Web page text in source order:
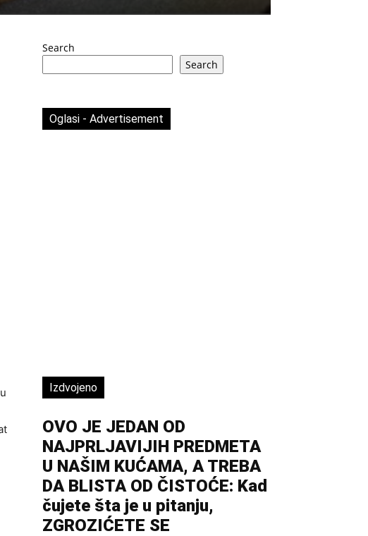
Search
Search
Oglasi - Advertisement
Izdvojeno
OVO JE JEDAN OD
NAJPRLJAVIJIH PREDMETA
U NAŠIM KUĆAMA, A TREBA
DA BLISTA OD ČISTOĆE: Kad
čujete šta je u pitanju,
ZGROZIĆETE SE